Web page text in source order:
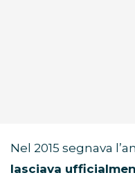
Nel 2015 segnava
lasciava